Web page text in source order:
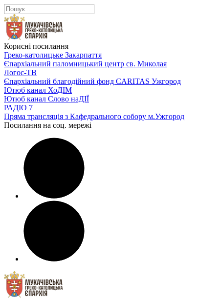
Корисні посилання
Греко-католицьке Закарпаття
Єпархіальний паломницький центр св. Миколая
Логос-ТВ
Єпархіальний благодійний фонд CARITAS Ужгород
Ютюб канал ХоДІМ
Ютюб канал Слово наДІЇ
РАДІО 7
Пряма трансляція з Кафедрального собору м.Ужгород
Посилання на соц. мережі